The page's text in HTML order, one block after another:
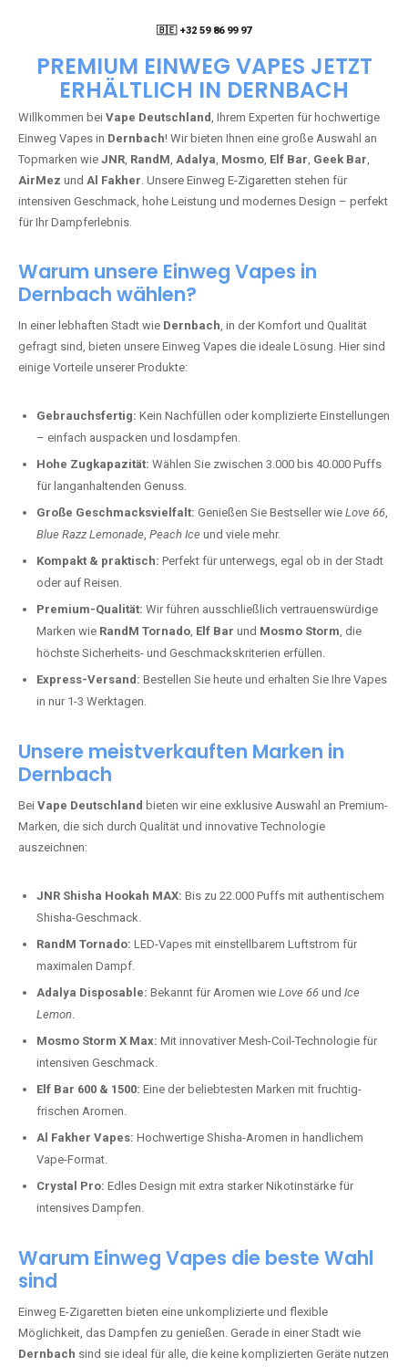
🇧🇪 +32 59 86 99 97
PREMIUM EINWEG VAPES JETZT
ERHÄLTLICH IN DERNBACH
Willkommen bei Vape Deutschland, Ihrem Experten für hochwertige
Einweg Vapes in Dernbach! Wir bieten Ihnen eine große Auswahl an
Topmarken wie JNR, RandM, Adalya, Mosmo, Elf Bar, Geek Bar,
AirMez und Al Fakher. Unsere Einweg E-Zigaretten stehen für
intensiven Geschmack, hohe Leistung und modernes Design – perfekt
für Ihr Dampferlebnis.
Warum unsere Einweg Vapes in
Dernbach wählen?
In einer lebhaften Stadt wie Dernbach, in der Komfort und Qualität
gefragt sind, bieten unsere Einweg Vapes die ideale Lösung. Hier sind
einige Vorteile unserer Produkte:
Gebrauchsfertig: Kein Nachfüllen oder komplizierte Einstellungen
– einfach auspacken und losdampfen.
Hohe Zugkapazität: Wählen Sie zwischen 3.000 bis 40.000 Puffs
für langanhaltenden Genuss.
Große Geschmacksvielfalt: Genießen Sie Bestseller wie Love 66,
Blue Razz Lemonade, Peach Ice und viele mehr.
Kompakt & praktisch: Perfekt für unterwegs, egal ob in der Stadt
oder auf Reisen.
Premium-Qualität: Wir führen ausschließlich vertrauenswürdige
Marken wie RandM Tornado, Elf Bar und Mosmo Storm, die
höchste Sicherheits- und Geschmackskriterien erfüllen.
Express-Versand: Bestellen Sie heute und erhalten Sie Ihre Vapes
in nur 1-3 Werktagen.
Unsere meistverkauften Marken in
Dernbach
Bei Vape Deutschland bieten wir eine exklusive Auswahl an Premium-
Marken, die sich durch Qualität und innovative Technologie
auszeichnen:
JNR Shisha Hookah MAX: Bis zu 22.000 Puffs mit authentischem
Shisha-Geschmack.
RandM Tornado: LED-Vapes mit einstellbarem Luftstrom für
maximalen Dampf.
Adalya Disposable: Bekannt für Aromen wie Love 66 und Ice
Lemon.
Mosmo Storm X Max: Mit innovativer Mesh-Coil-Technologie für
intensiven Geschmack.
Elf Bar 600 & 1500: Eine der beliebtesten Marken mit fruchtig-
frischen Aromen.
Al Fakher Vapes: Hochwertige Shisha-Aromen in handlichem
Vape-Format.
Crystal Pro: Edles Design mit extra starker Nikotinstärke für
intensives Dampfen.
Warum Einweg Vapes die beste Wahl
sind
Einweg E-Zigaretten bieten eine unkomplizierte und flexible
Möglichkeit, das Dampfen zu genießen. Gerade in einer Stadt wie
Dernbach sind sie ideal für alle, die keine komplizierten Geräte nutzen